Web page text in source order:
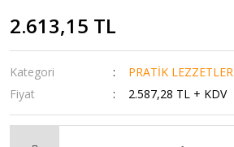
2.613,15 TL
Kategori PRATİK LEZZETLER
Fiyat
2.587,28 TL + KDV